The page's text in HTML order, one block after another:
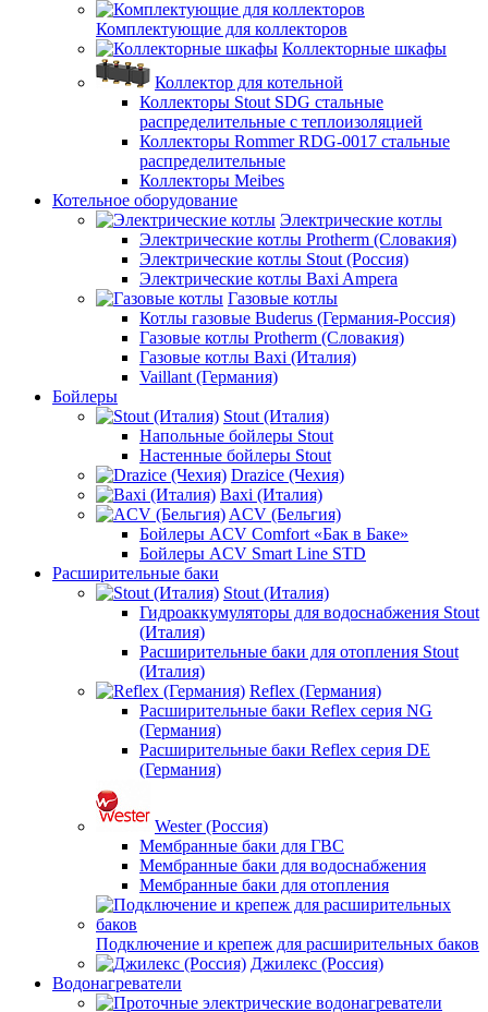
Комплектующие для коллекторов
Коллекторные шкафы
Коллектор для котельной
Коллекторы Stout SDG стальные
распределительные с теплоизоляцией
Коллекторы Rommer RDG-0017 стальные
распределительные
Коллекторы Meibes
Котельное оборудование
Электрические котлы
Электрические котлы Protherm (Словакия)
Электрические котлы Stout (Россия)
Электрические котлы Baxi Ampera
Газовые котлы
Котлы газовые Buderus (Германия-Россия)
Газовые котлы Protherm (Словакия)
Газовые котлы Baxi (Италия)
Vaillant (Германия)
Бойлеры
Stout (Италия)
Напольные бойлеры Stout
Настенные бойлеры Stout
Drazice (Чехия)
Baxi (Италия)
ACV (Бельгия)
Бойлеры ACV Comfort «Бак в Баке»
Бойлеры ACV Smart Line STD
Расширительные баки
Stout (Италия)
Гидроаккумуляторы для водоснабжения Stout
(Италия)
Расширительные баки для отопления Stout
(Италия)
Reflex (Германия)
Расширительные баки Reflex серия NG
(Германия)
Расширительные баки Reflex серия DE
(Германия)
Wester (Россия)
Мембранные баки для ГВС
Мембранные баки для водоснабжения
Мембранные баки для отопления
Подключение и крепеж для расширительных баков
Джилекс (Россия)
Водонагреватели